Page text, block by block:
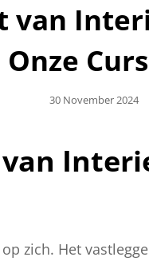
van
Onze
Geplaatst
30 November 2024
zich. Het